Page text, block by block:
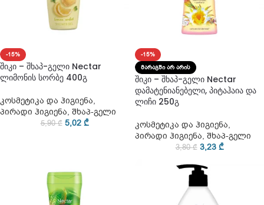
-15%
შიკი – შხაპ-გელი Nectar
ლიმონის სორბე 400გ
კოსმეტიკა და ჰიგიენა,
პირადი ჰიგიენა, შხაპ-გელი
5,90₾ 5,02 ₾
-15%
ᲛᲐᲠᲐᲒᲨᲘ ᲐᲠ ᲐᲠᲘᲡ
შიკი – შხაპ-გელი Nectar
დამატენიანებელი, პიტაჰაია და
ლიჩი 250გ
კოსმეტიკა და ჰიგიენა,
პირადი ჰიგიენა, შხაპ-გელი
3,80₾ 3,23 ₾